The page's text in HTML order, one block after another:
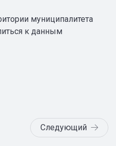
муниципалитета
к данным
Следующий